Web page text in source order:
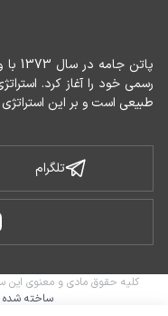
طبیعی است و بر این
تلگرام
کلیه حقوق مادی و معنوی این
ساخته